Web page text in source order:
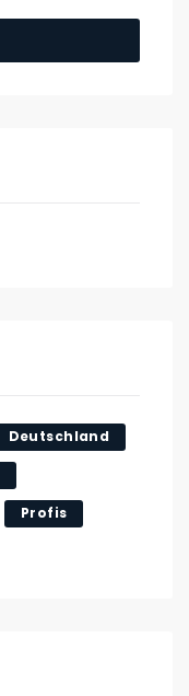
Deutschland
Profis